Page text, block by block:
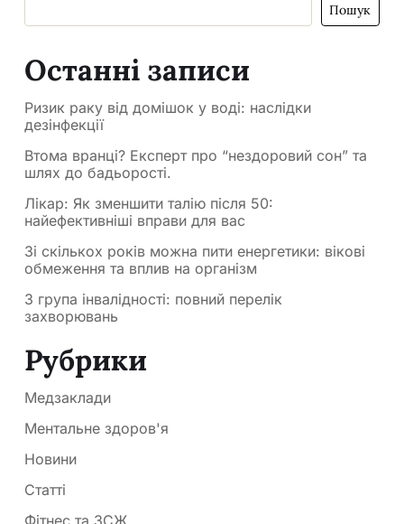
Пошук
Останні записи
Ризик раку від домішок у воді: наслідки
дезінфекції
Втома вранці? Експерт про “нездоровий сон” та
шлях до бадьорості.
Лікар: Як зменшити талію після 50:
найефективніші вправи для вас
Зі скількох років можна пити енергетики: вікові
обмеження та вплив на організм
3 група інвалідності: повний перелік
захворювань
Рубрики
Медзаклади
Ментальне здоров'я
Новини
Статті